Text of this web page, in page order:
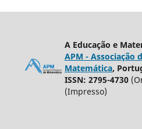
A Educação e
APM - Associação
Matemática,
ISSN: 2795-4730
(Impresso)